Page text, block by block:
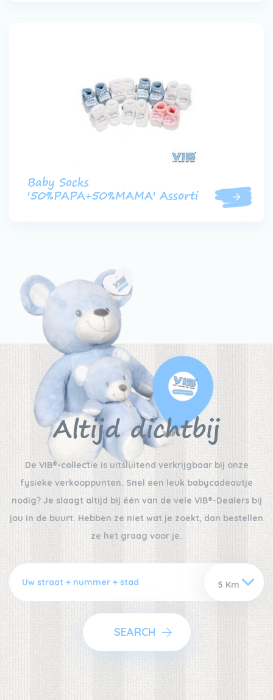
Baby Socks
'50%PAPA+50%MAMA' Assorti
Altijd dichtbij
De VIB®-collectie is uitsluitend verkrijgbaar bij onze
fysieke verkooppunten. Snel een leuk babycadeautje
nodig? Je slaagt altijd bij één van de vele VIB®-Dealers bij
jou in de buurt. Hebben ze niet wat je zoekt, dan bestellen
ze het graag voor je.
SEARCH